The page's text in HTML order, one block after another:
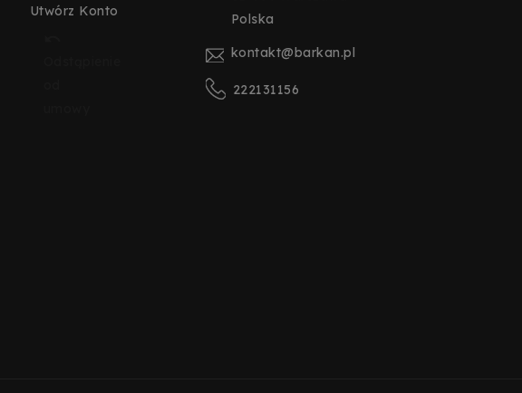
Utwórz Konto
Polska
kontakt@barkan.pl
222131156